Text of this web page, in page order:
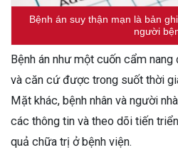
Bệnh án suy thận mạn là bản
người
Bệnh án như một cuốn cẩm
và căn cứ được trong suốt thời
Mặt khác, bệnh nhân và người
các thông tin và theo dõi tiến
quả chữa trị ở bệnh viện.